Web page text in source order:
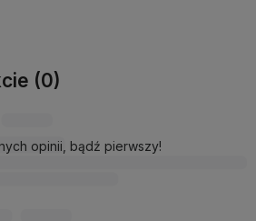
(0)
opinii, bądź pierwszy!